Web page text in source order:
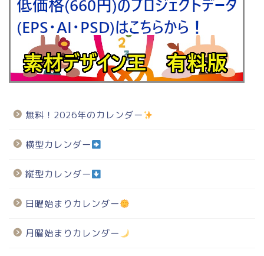
無料！2026年のカレンダー
横型カレンダー
縦型カレンダー
日曜始まりカレンダー
月曜始まりカレンダー